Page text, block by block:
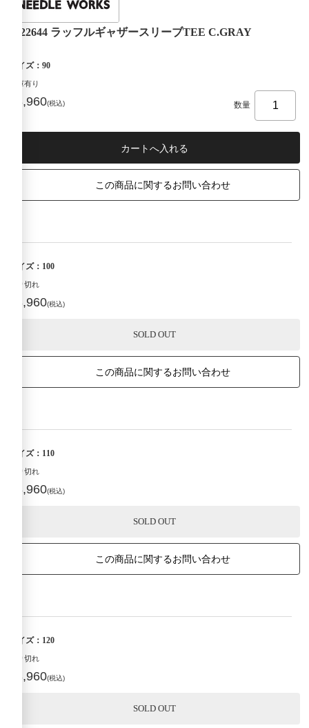
2122644 ラッフルギャザースリーブTEE C.GRAY
サイズ：90
在庫有り
¥3,960(税込) 数量
この商品に関するお問い合わせ
サイズ：100
売り切れ
¥3,960(税込)
SOLD OUT
この商品に関するお問い合わせ
サイズ：110
売り切れ
¥3,960(税込)
SOLD OUT
この商品に関するお問い合わせ
サイズ：120
売り切れ
¥3,960(税込)
SOLD OUT